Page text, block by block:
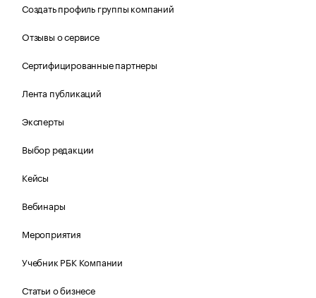
Создать профиль группы компаний
Отзывы о сервисе
Сертифицированные партнеры
Лента публикаций
Эксперты
Выбор редакции
Кейсы
Вебинары
Мероприятия
Учебник РБК Компании
Статьи о бизнесе